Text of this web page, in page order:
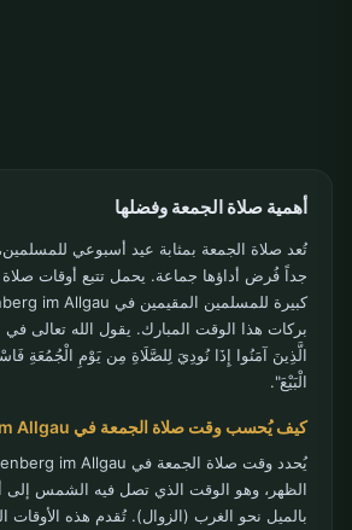
أهمية صلاة الجمعة وفضلها
تُعد صلاة الجمعة بمثابة عيد أسبوعي
جداً فُرض أداؤها جماعة. يحمل تتبع أوقات صلاة
بركات هذا الوقت المبارك. يقول الله تعالى في
الَّذِينَ آمَنُوا إِذَا نُودِيَ لِلصَّلَاةِ مِن يَوْمِ الْجُمُعَةِ
الْبَيْعَ".
كيف يُحسب وقت صلاة الجمعة في Lindenberg im Allgau؟
الظهر، وهو الوقت الذي تصل فيه الشمس إلى
بالميل نحو الغرب (الزوال). تُقدم هذه الأوقات